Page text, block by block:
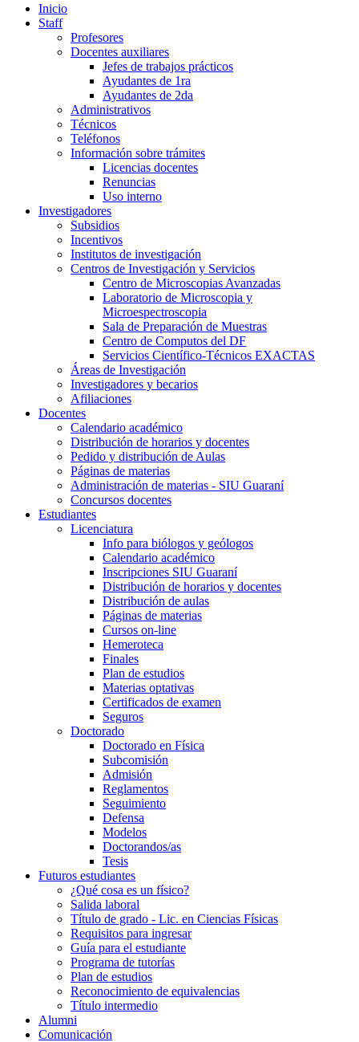
Inicio
Staff
Profesores
Docentes auxiliares
Jefes de trabajos prácticos
Ayudantes de 1ra
Ayudantes de 2da
Administrativos
Técnicos
Teléfonos
Información sobre trámites
Licencias docentes
Renuncias
Uso interno
Investigadores
Subsidios
Incentivos
Institutos de investigación
Centros de Investigación y Servicios
Centro de Microscopias Avanzadas
Laboratorio de Microscopia y
Microespectroscopia
Sala de Preparación de Muestras
Centro de Computos del DF
Servicios Científico-Técnicos EXACTAS
Áreas de Investigación
Investigadores y becarios
Afiliaciones
Docentes
Calendario académico
Distribución de horarios y docentes
Pedido y distribución de Aulas
Páginas de materias
Administración de materias - SIU Guaraní
Concursos docentes
Estudiantes
Licenciatura
Info para biólogos y geólogos
Calendario académico
Inscripciones SIU Guaraní
Distribución de horarios y docentes
Distribución de aulas
Páginas de materias
Cursos on-line
Hemeroteca
Finales
Plan de estudios
Materias optativas
Certificados de examen
Seguros
Doctorado
Doctorado en Física
Subcomisión
Admisión
Reglamentos
Seguimiento
Defensa
Modelos
Doctorandos/as
Tesis
Futuros estudiantes
¿Qué cosa es un físico?
Salida laboral
Título de grado - Lic. en Ciencias Físicas
Requisitos para ingresar
Guía para el estudiante
Programa de tutorías
Plan de estudios
Reconocimiento de equivalencias
Título intermedio
Alumni
Comunicación